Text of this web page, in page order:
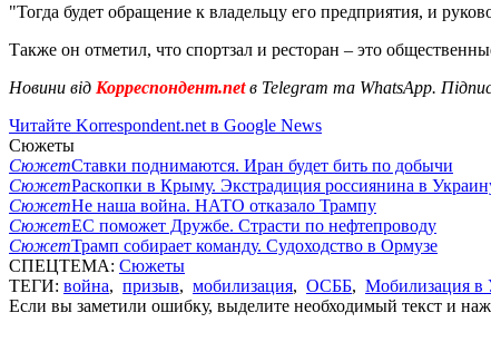
"Тогда будет обращение к владельцу его предприятия, и
Также он отметил, что спортзал и ресторан – это
Новини від Корреспондент.netв Telegram та WhatsApp.
Читайте Korrespondent.net в Google News
Сюжеты
СюжетСтавки поднимаются. Иран будет бить по добычи
СюжетРаскопки в Крыму. Экстрадиция россиянина в
СюжетНе наша война. НАТО отказало Трампу
СюжетЕС поможет Дружбе. Страсти по нефтепроводу
СюжетТрамп собирает команду. Судоходство в Ормузе
СПЕЦТЕМА: Сюжеты
ТЕГИ: война, призыв, мобилизация, ОСББ, Мобилизация в
Если вы заметили ошибку, выделите необходимый текст и